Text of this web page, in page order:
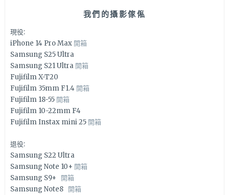
我們的攝影傢俬
現役:
iPhone 14 Pro Max 開箱
Samsung S25 Ultra
Samsung S21 Ultra 開箱
Fujifilm X-T20
Fujifilm 35mm F1.4 開箱
Fujifilm 18-55 開箱
Fujifilm 10-22mm F4
Fujifilm Instax mini 25 開箱
退役:
Samsung S22 Ultra
Samsung Note 10+ 開箱
Samsung S9+ 開箱
Samsung Note8 開箱